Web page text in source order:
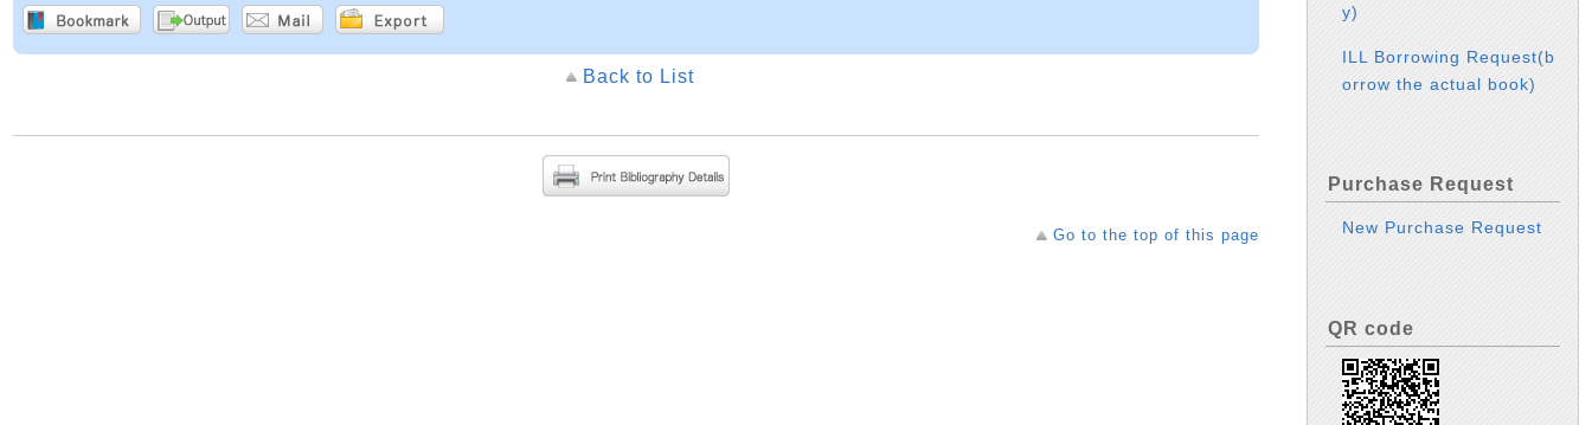
Back to List
Go to the top of this page
y)
ILL Borrowing Request(b
orrow the actual book)
Purchase Request
New Purchase Request
QR code